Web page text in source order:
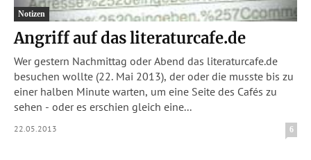
Notizen
Angriff auf das literaturcafe.de
Wer gestern Nachmittag oder Abend das literaturcafe.de
besuchen wollte (22. Mai 2013), der oder die musste bis zu
einer halben Minute warten, um eine Seite des Cafés zu
sehen - oder es erschien gleich eine...
22.05.2013 6